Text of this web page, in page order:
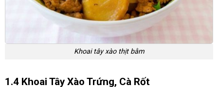
Khoai tây xào thịt bằm
1.4 Khoai Tây Xào Trứng, Cà Rốt